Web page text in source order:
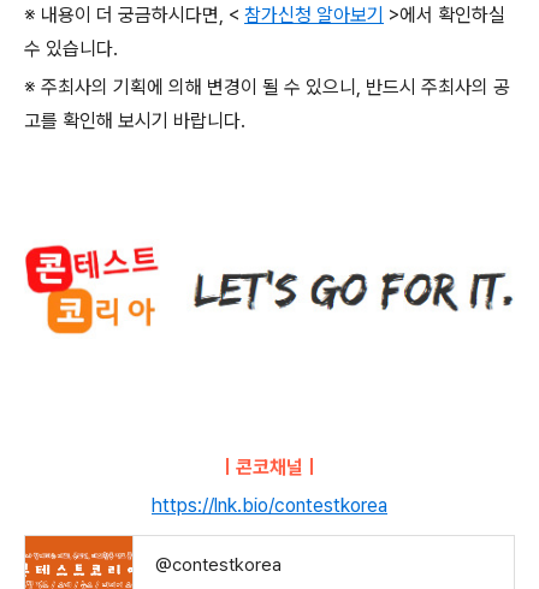
※ 내용이 더 궁금하시다면, < 참가신청 알아보기 >에서 확인하실
수 있습니다.
※ 주최사의 기획에 의해 변경이 될 수 있으니 , 반드시 주최사의 공
고를 확인해 보시기 바랍니다.
ㅣ콘코채널ㅣ
https://lnk.bio/contestkorea
@contestkorea